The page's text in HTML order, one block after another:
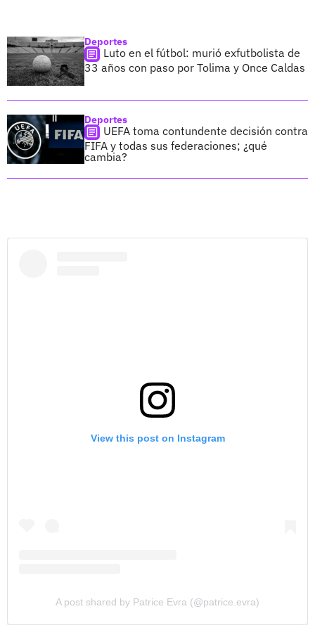
Deportes
Luto en el fútbol: murió exfutbolista de
33 años con paso por Tolima y Once Caldas
Deportes
UEFA toma contundente decisión contra
FIFA y todas sus federaciones; ¿qué
cambia?
View this post on Instagram
A post shared by Patrice Evra (@patrice.evra)